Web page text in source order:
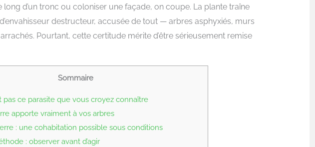
d’un tronc ou coloniser une façade, on coupe. La plante traîne
destructeur, accusée de tout — arbres asphyxiés, murs
Pourtant, cette certitude mérite d’être sérieusement remise
Sommaire
pas ce parasite que vous croyez connaître
apporte vraiment à vos arbres
: une cohabitation possible sous conditions
: observer avant d’agir